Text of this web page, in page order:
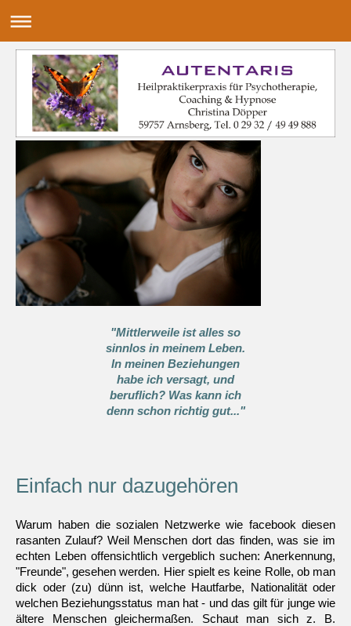
"Mittlerweile ist alles so
sinnlos in meinem Leben.
In meinen Beziehungen
habe ich versagt, und
beruflich? Was kann ich
denn schon richtig gut..."
Einfach nur dazugehören
Warum haben die sozialen Netzwerke wie facebook diesen
rasanten Zulauf? Weil Menschen dort das finden, was sie im
echten Leben offensichtlich vergeblich suchen: Anerkennung,
"Freunde", gesehen werden. Hier spielt es keine Rolle, ob man
dick oder (zu) dünn ist, welche Hautfarbe, Nationalität oder
welchen Beziehungsstatus man hat - und das gilt für junge wie
ältere Menschen gleichermaßen. Schaut man sich z. B.